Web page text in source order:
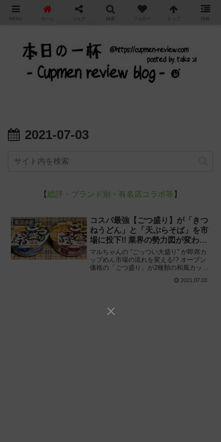
カップ麺の新商品をレビュー / アレンジするブログ
2021-07-03
【総評・ブランド別・有名店コラボ等 】
東洋水産
コスパ最強【ごつ盛り】が「きつ
ねうどん」と「天ぷらそば」を市
場に投下!! 業界の勢力図が変わる
可能性も——
マルちゃんの “ごっつい大盛り” が即席カ
ップめん市場の流れを変える!? オープン
価格の「ごつ盛り」が2種類の和風カップ
つねうどん」「同 天ぷらそば」を食べて
2021.07.03
MENU ホーム シェア 検索 フォロー トップ 情報